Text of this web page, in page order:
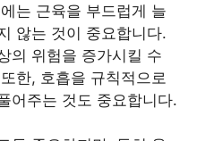
는 근육을 부드럽게 늘
않는 것이 중요합니다.
의 위험을 증가시킬 수
한, 호흡을 규칙적으로
어주는 것도 중요합니다.